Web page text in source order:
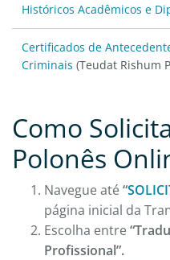
Históricos Acadêmicos e
Certificados de
Criminais (Teudat Rishum
Como
Polonês
Navegue até“
página inicial da
Escolha entre
Profissional”.